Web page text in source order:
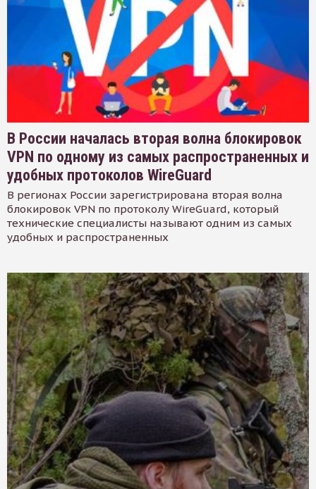
В России началась вторая волна блокировок
VPN по одному из самых распространенных и
удобных протоколов WireGuard
В регионах России зарегистрирована вторая волна
блокировок VPN по протоколу WireGuard, который
технические специалисты называют одним из самых
удобных и распространенных